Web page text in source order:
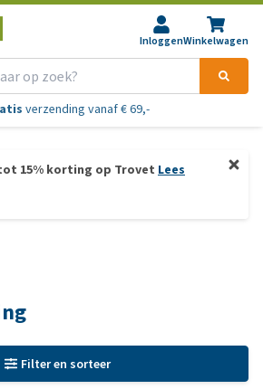
InloggenWinkelwagen
verzending vanaf € 69,-
15% korting op Trovet Lees
Filter en sorteer